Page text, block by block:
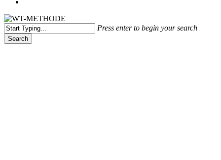
Press enter to begin your search
Search